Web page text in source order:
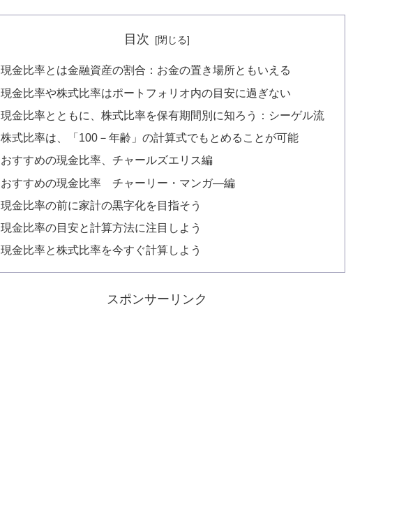
目次
現金比率とは金融資産の割合：お金の置き場所ともいえる
現金比率や株式比率はポートフォリオ内の目安に過ぎない
現金比率とともに、株式比率を保有期間別に知ろう：シーゲル流
株式比率は、「100－年齢」の計算式でもとめることが可能
おすすめの現金比率、チャールズエリス編
おすすめの現金比率 チャーリー・マンガ―編
現金比率の前に家計の黒字化を目指そう
現金比率の目安と計算方法に注目しよう
現金比率と株式比率を今すぐ計算しよう
スポンサーリンク